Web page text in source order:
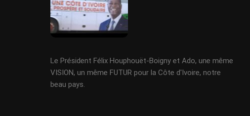
Le Président Félix Houphouët-Boigny et Ado, une même
VISION, un même FUTUR pour la Côte d'Ivoire, notre
beau pays.